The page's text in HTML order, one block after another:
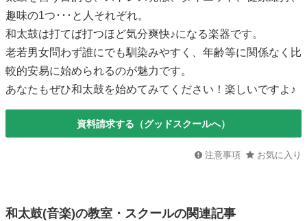
趣味の1つ･･･と人それぞれ。
和太鼓は打てば打つほど気分爽快♪になる楽器です。
老若男女問わず誰にでも馴染みやすく、年齢等に関係なく比
較的安易に始められるのが魅力です。
あなたもぜひ和太鼓を始めてみてください！楽しいですよ♪
資料請求する（グッドスクールへ）
注意事項 お気に入り
和太鼓(音楽)の教室・スクールの関連記事